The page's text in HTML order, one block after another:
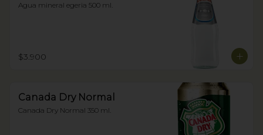
Agua mineral egeria 500 ml.
$3.900
Canada Dry Normal
Canada Dry Normal 350 ml.